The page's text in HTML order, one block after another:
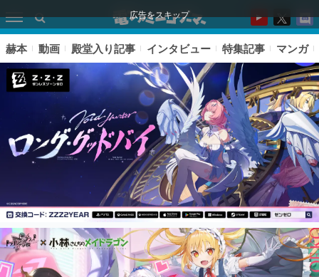
広告をスキップ
ピックアップ
赫本 動画 殿堂入り記事 インタビュー 特集記事 マンガ